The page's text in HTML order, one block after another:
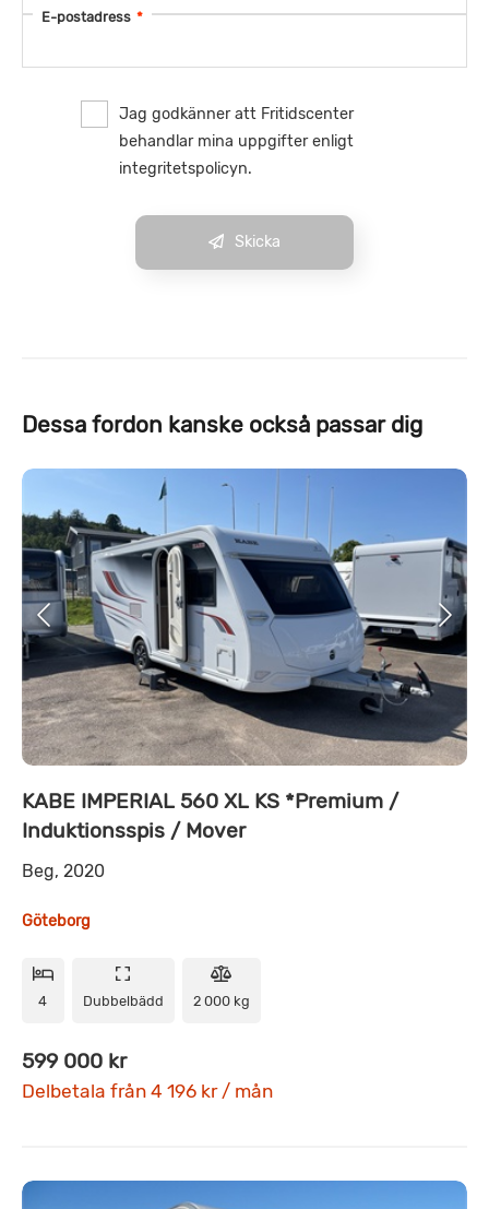
E-postadress *
Jag godkänner att Fritidscenter
behandlar mina uppgifter enligt
integritetspolicyn.
Skicka
Dessa fordon kanske också passar dig
KABE IMPERIAL 560 XL KS *Premium /
Induktionsspis / Mover
Beg, 2020
Göteborg
4 Dubbelbädd 2 000 kg
599 000 kr
Delbetala från 4 196 kr / mån